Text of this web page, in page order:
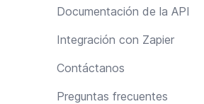
Documentación de la API
Integración con Zapier
Contáctanos
Preguntas frecuentes